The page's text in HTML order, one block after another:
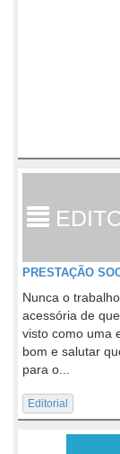
PRESTAÇÃO
Nunca o
acessória de
visto como uma
bom e salutar
para o...
Editorial